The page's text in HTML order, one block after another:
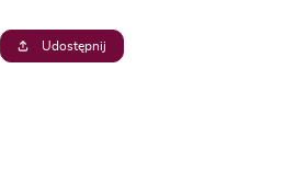
Udostępnij